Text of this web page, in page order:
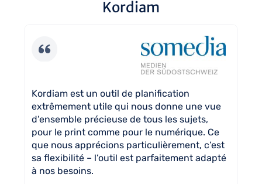
Kordiam
Kordiam est un outil de planification
extrêmement utile qui nous donne une vue
d’ensemble précieuse de tous les sujets,
pour le print comme pour le numérique. Ce
que nous apprécions particulièrement, c’est
sa flexibilité – l’outil est parfaitement adapté
à nos besoins.